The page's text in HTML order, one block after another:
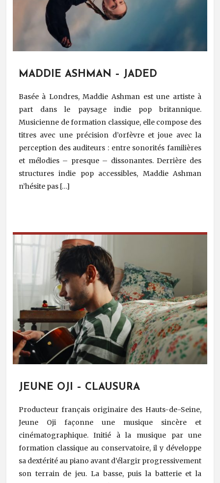
MADDIE ASHMAN – JADED
Basée à Londres, Maddie Ashman est une artiste à
part dans le paysage indie pop britannique.
Musicienne de formation classique, elle compose des
titres avec une précision d’orfèvre et joue avec la
perception des auditeurs : entre sonorités familières
et mélodies – presque – dissonantes. Derrière des
structures indie pop accessibles, Maddie Ashman
n’hésite pas […]
JEUNE OJI – CLAUSURA
Producteur français originaire des Hauts-de-Seine,
Jeune Oji façonne une musique sincère et
cinématographique. Initié à la musique par une
formation classique au conservatoire, il y développe
sa dextérité au piano avant d’élargir progressivement
son terrain de jeu. La basse, puis la batterie et la